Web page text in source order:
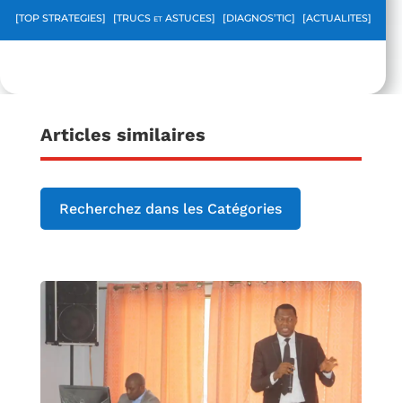
[TOP STRATEGIES] [TRUCS et ASTUCES] [DIAGNOS’TIC] [ACTUALITES]
Articles similaires
Recherchez dans les Catégories